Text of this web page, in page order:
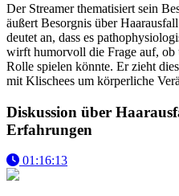
Der Streamer thematisiert sein
äußert Besorgnis über
deutet an, dass es
wirft humorvoll die Frage auf, ob
Rolle spielen könnte. Er zieht
mit Klischees um körperliche
Diskussion über
Erfahrungen
01:16:13